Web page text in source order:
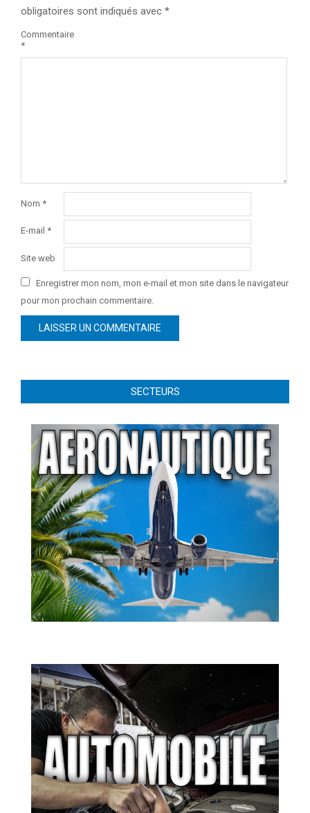
obligatoires sont indiqués avec *
Commentaire
*
Nom *
E-mail *
Site web
Enregistrer mon nom, mon e-mail et mon site dans le navigateur
pour mon prochain commentaire.
SECTEURS